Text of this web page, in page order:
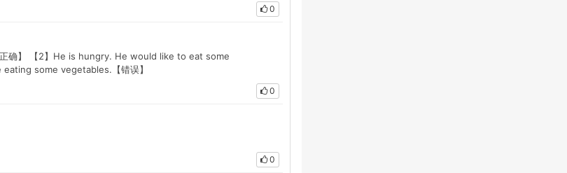
0
确】 【2】He is hungry. He would like to eat some
some vegetables.【错误】
0
0